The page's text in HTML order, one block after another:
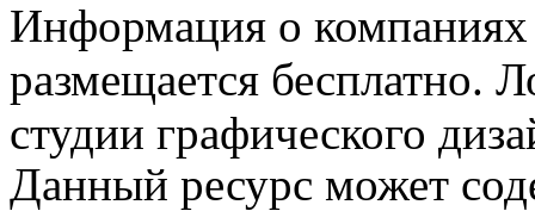
Информация о компаниях
размещается бесплатно.
студии графического
Данный ресурс может